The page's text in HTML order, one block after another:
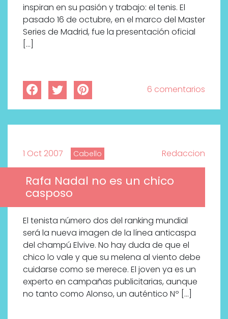
inspiran en su pasión y trabajo: el tenis. El
pasado 16 de octubre, en el marco del Master
Series de Madrid, fue la presentación oficial
[…]
6 comentarios
1 Oct 2007 Cabello Redaccion
Rafa Nadal no es un chico
casposo
El tenista número dos del ranking mundial
será la nueva imagen de la línea anticaspa
del champú Elvive. No hay duda de que el
chico lo vale y que su melena al viento debe
cuidarse como se merece. El joven ya es un
experto en campañas publicitarias, aunque
no tanto como Alonso, un auténtico Nº […]